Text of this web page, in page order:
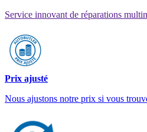
Service innovant de réparations
Prix ajusté
Nous ajustons notre prix si vous